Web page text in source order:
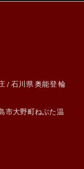
/ 石川県 奥能登 輪
大野町ねぶた温